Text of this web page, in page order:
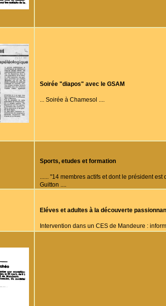
Soirée "diapos" avec le GSAM
... Soirée à Chamesol ....
Sports, etudes et formation
...... "14 membres actifs et dont le président
Guitton ....
Eléves et adultes à la découverte
Intervention dans un CES de Mandeure :